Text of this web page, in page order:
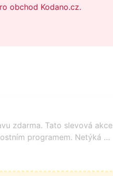
obchod Kodano.cz.
zdarma. Tato slevová akce
programem. Netýká se